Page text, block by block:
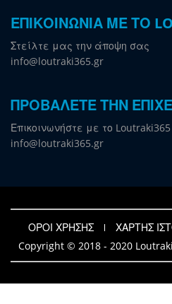
ΕΠΙΚΟΙΝΩΝΙΑ ΜΕ ΤΟ
Στείλτε μας την άποψη σας
info@loutraki365.gr
ΠΡΟΒΑΛΕΤΕ ΤΗΝ
Επικοινωνήστε με το Loutraki365
info@loutraki365.gr
ΟΡΟΙ ΧΡΗΣΗΣ
ΧΑΡΤΗΣ
Copyright © 2018 - 2020